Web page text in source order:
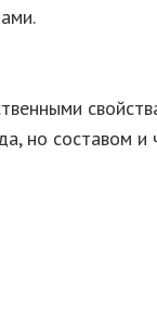
но составом